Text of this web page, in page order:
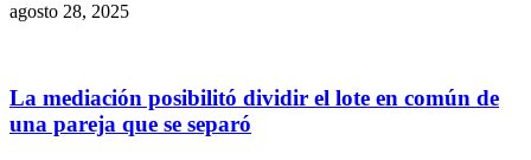
agosto 28, 2025
La mediación posibilitó dividir el lote en común de
una pareja que se separó